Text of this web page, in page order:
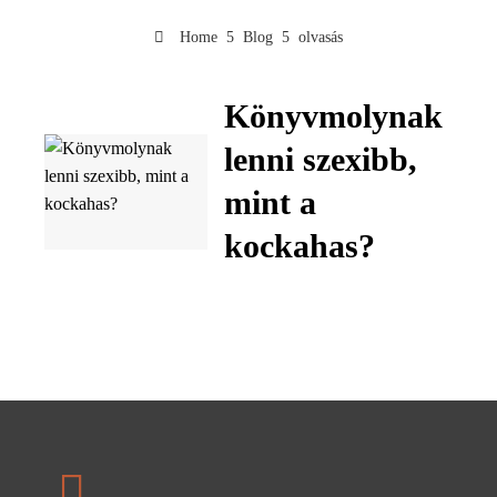
Home Blog olvasás
Könyvmolynak
lenni szexibb,
mint a
kockahas?